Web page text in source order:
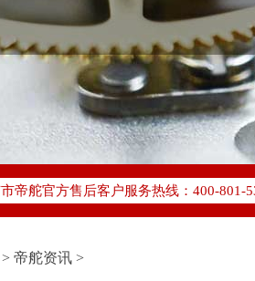
北京市售后服务网络优化升级公告
帝舵官方售后客户服务热线：400-801-
后服务中心最新网点地址：
长安街1号东方广场写字楼W3座6层602
国门外大街甲6号华熙国际中心D座11层
> 帝舵资讯 >